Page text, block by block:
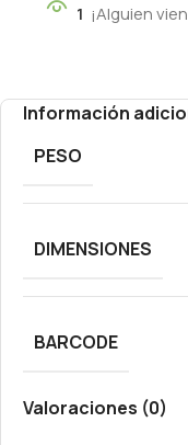
1 ¡Alguien
Información
PESO
DIMENSIONES
BARCODE
Valoraciones (0)